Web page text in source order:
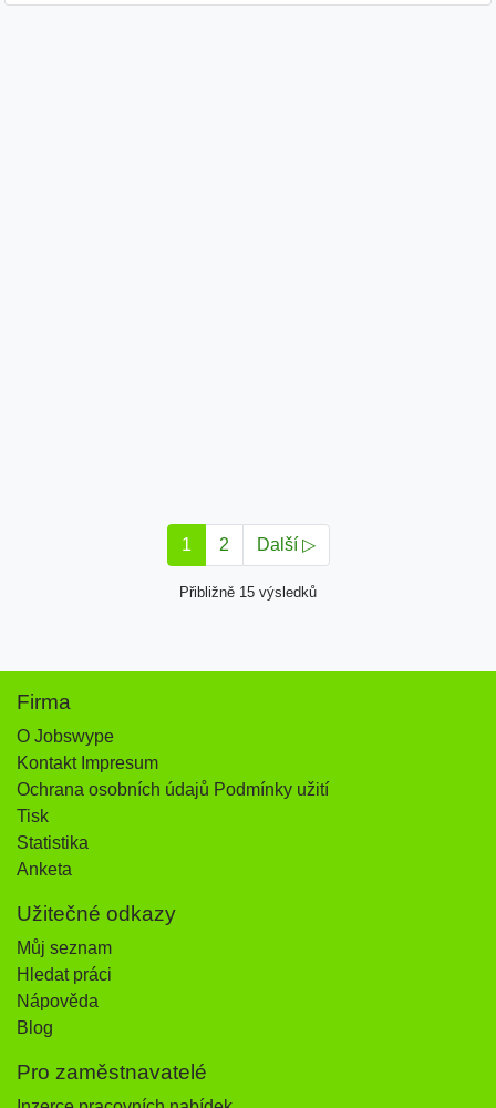
1 2 Další ▷
Přibližně 15 výsledků
Firma
O Jobswype
Kontakt Impresum
Ochrana osobních údajů Podmínky užití
Tisk
Statistika
Anketa
Užitečné odkazy
Můj seznam
Hledat práci
Nápověda
Blog
Pro zaměstnavatelé